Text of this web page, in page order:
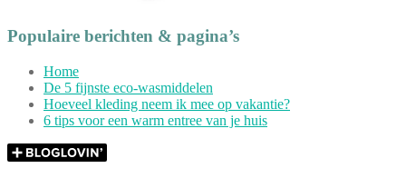
Populaire berichten & pagina’s
Home
De 5 fijnste eco-wasmiddelen
Hoeveel kleding neem ik mee op vakantie?
6 tips voor een warm entree van je huis